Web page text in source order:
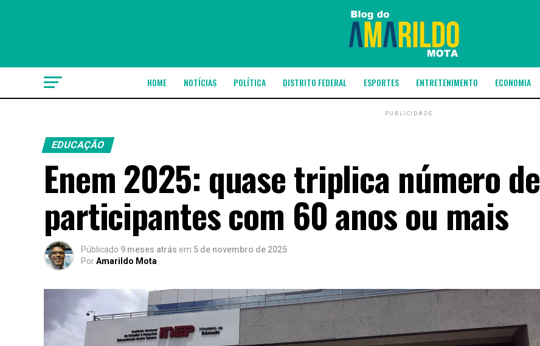
HOME NOTÍCIAS POLÍTICA DISTRITO FEDERAL ESPORTES ENTRETENIMENTO ECONOMIA
PUBLICIDADE
EDUCAÇÃO
Enem 2025: quase triplica número de
participantes com 60 anos ou mais
Públicado 9 meses atrás em 5 de novembro de 2025
PorAmarildo Mota